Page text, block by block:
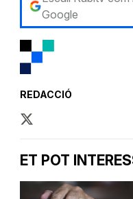
Google
REDACCIÓ
ET POT